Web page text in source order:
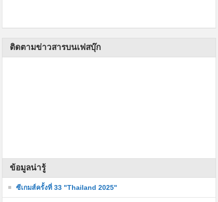
ติดตามข่าวสารบนเฟสบุ๊ก
ข้อมูลน่ารู้
ซีเกมส์ครั้งที่ 33 "Thailand 2025"